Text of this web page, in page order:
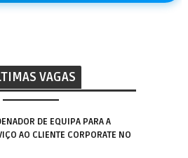
VAGAS
DE EQUIPA PARA A
AO CLIENTE CORPORATE NO